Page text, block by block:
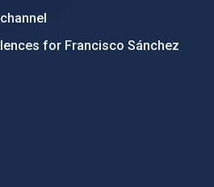
for Francisco Sánchez